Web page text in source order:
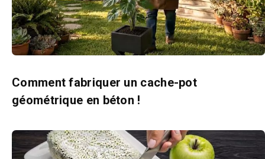
Comment fabriquer un cache-pot
géométrique en béton !